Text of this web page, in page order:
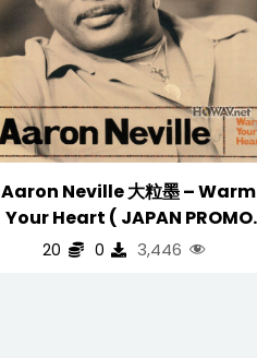
Aaron Neville 大粒墨 – Warm
Your Heart ( JAPAN PROMO
COPY 日版 非卖品 )
20 0 3,446